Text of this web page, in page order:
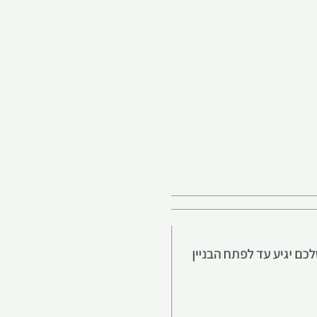
יגיע עד לפתח הבניין